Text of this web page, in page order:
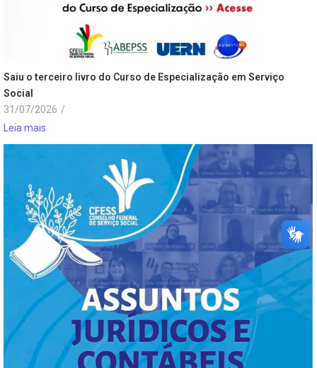
Saiu o terceiro livro do Curso de Especialização em Serviço
Social
31/07/2026 /
Leia mais